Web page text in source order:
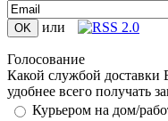
или
Голосование
Какой службой доставки
удобнее всего получать
Курьером на дом/